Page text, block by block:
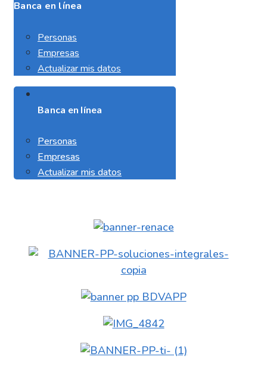
Banca en línea
Personas
Empresas
Actualizar mis datos
Banca en línea
Personas
Empresas
Actualizar mis datos